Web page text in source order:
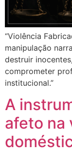
“Violência
manipulação
destruir
comprometer
institucional.”
A
afeto na